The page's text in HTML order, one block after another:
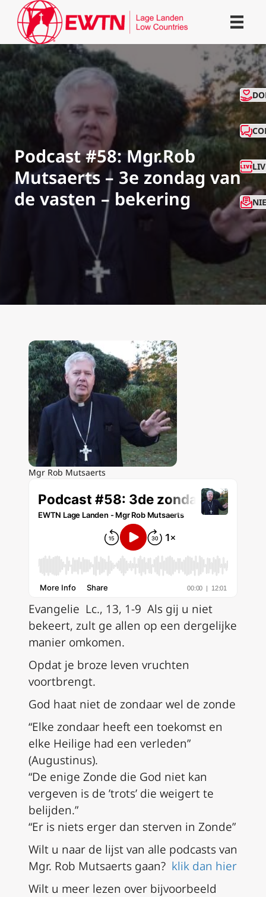
Podcast #58: Mgr.Rob
Mutsaerts – 3e zondag van
de vasten – bekering
Mgr Rob Mutsaerts
Evangelie Lc., 13, 1-9 Als gij u niet
bekeert, zult ge allen op een dergelijke
manier omkomen.
Opdat je broze leven vruchten
voortbrengt.
God haat niet de zondaar wel de zonde
“Elke zondaar heeft een toekomst en
elke Heilige had een verleden”
(Augustinus).
“De enige Zonde die God niet kan
vergeven is de ’trots’ die weigert te
belijden.”
“Er is niets erger dan sterven in Zonde”
Wilt u naar de lijst van alle podcasts van
Mgr. Rob Mutsaerts gaan? klik dan hier
Wilt u meer lezen over bijvoorbeeld